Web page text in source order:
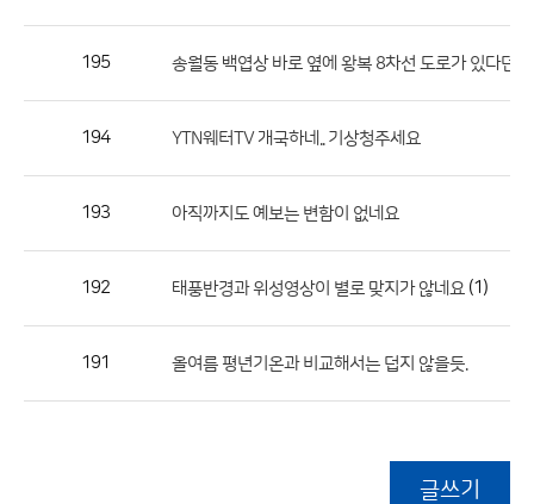
공
195 송월동 백엽상 바로 옆에 왕복 8차선 도로가 있다던데
194 YTN웨터TV 개국하네.. 기상청주세요
193 아직까지도 예보는 변함이 없네요
192 태풍반경과 위성영상이 별로 맞지가 않네요 (1)
191 올여름 평년기온과 비교해서는 덥지 않을듯.
글쓰기